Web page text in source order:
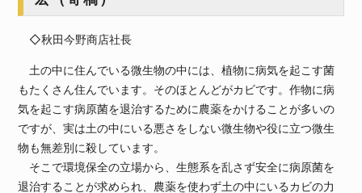
◇秋田今野商店社長
土の中に住んでいる微生物の中には、植物に病気を起こす菌
もたくさん住んでいます。そのほとんどがカビです。作物に病
気を起こす病原菌を退治するために農薬をかけることが多いの
ですが、実は土の中にいる悪さをしない微生物や役に立つ微生
物も無差別に殺しています。
そこで環境保全の立場から、生態系を乱さず安全に病原菌を
退治することが求められ、農薬を使わず土の中にいるカビの力